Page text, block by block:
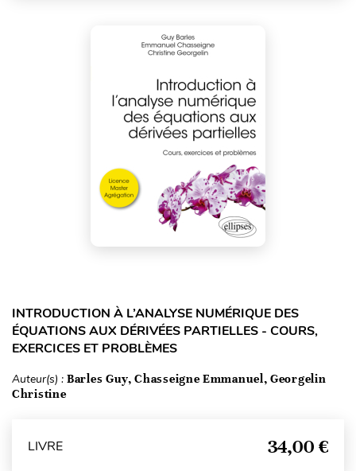
INTRODUCTION À L’ANALYSE NUMÉRIQUE DES
ÉQUATIONS AUX DÉRIVÉES PARTIELLES - COURS,
EXERCICES ET PROBLÈMES
Auteur(s) : Barles Guy, Chasseigne Emmanuel, Georgelin
Christine
LIVRE 34,00 €